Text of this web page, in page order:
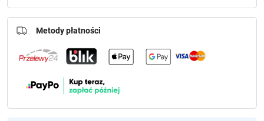
Metody płatności